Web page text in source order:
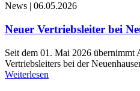
News | 06.05.2026
Neuer Vertriebsleiter bei
Seit dem 01. Mai 2026 übernimmt
Vertriebsleiters bei der
Weiterlesen